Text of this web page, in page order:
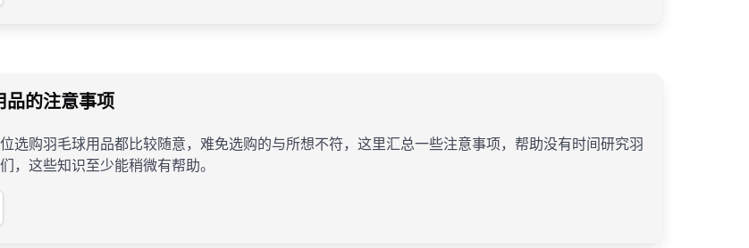
品的注意事项
选购羽毛球用品都比较随意，难免选购的与所想不符，这里汇总一些注意事项，帮助没有时间研究羽
，这些知识至少能稍微有帮助。